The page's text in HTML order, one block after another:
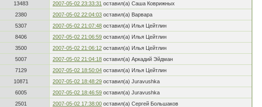
13483 2007-05-02 23:33:31 оставил(а) Саша Коврижных
2380 2007-05-02 22:04:03 оставил(а) Варвара
5307 2007-05-02 21:07:48 оставил(а) Илья Цейтлин
8406 2007-05-02 21:06:59 оставил(а) Илья Цейтлин
3500 2007-05-02 21:06:12 оставил(а) Илья Цейтлин
5007 2007-05-02 21:04:18 оставил(а) Аркадий Эйдман
7129 2007-05-02 18:50:04 оставил(а) Илья Цейтлин
10871 2007-05-02 18:48:29 оставил(а) Juravushka
6005 2007-05-02 18:46:59 оставил(а) Juravushka
2501 2007-05-02 17:38:00 оставил(а) Сергей Большаков